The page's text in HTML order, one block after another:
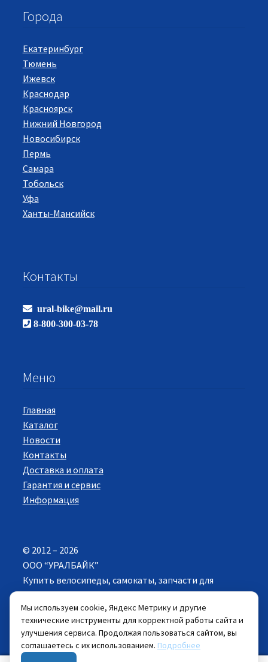
Города
Екатеринбург
Тюмень
Ижевск
Краснодар
Красноярск
Нижний Новгород
Новосибирск
Пермь
Самара
Тобольск
Уфа
Ханты-Мансийск
Контакты
ural-bike@mail.ru
8-800-300-03-78
Меню
Главная
Каталог
Новости
Контакты
Доставка и оплата
Гарантия и сервис
Информация
© 2012 – 2026
ООО “УРАЛБАЙК”
Купить велосипеды, самокаты, запчасти для
велосипедов в Екатеринбурге. Все права
защищены.
Цены указанные на сайте действуют при
самовывозе велосипеда из розничных магазинов.
Мы используем cookie, Яндекс Метрику и другие
технические инструменты для корректной работы сайта и
улучшения сервиса. Продолжая пользоваться сайтом, вы
соглашаетесь с их использованием. Подробнее